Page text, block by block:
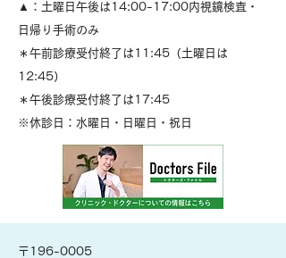
▲：土曜日午後は14:00-17:00内視鏡検査・
日帰り手術のみ
＊午前診療受付終了は11:45（土曜日は
12:45）
＊午後診療受付終了は17:45
※休診日：水曜日・日曜日・祝日
〒196-0005